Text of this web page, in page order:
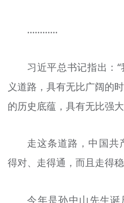
…………
习近平总书记指出：
义道路，具有无比广阔的
的历史底蕴，具有无比强
走这条道路，中国共
得对、走得通，而且走得稳
今年是孙中山先生